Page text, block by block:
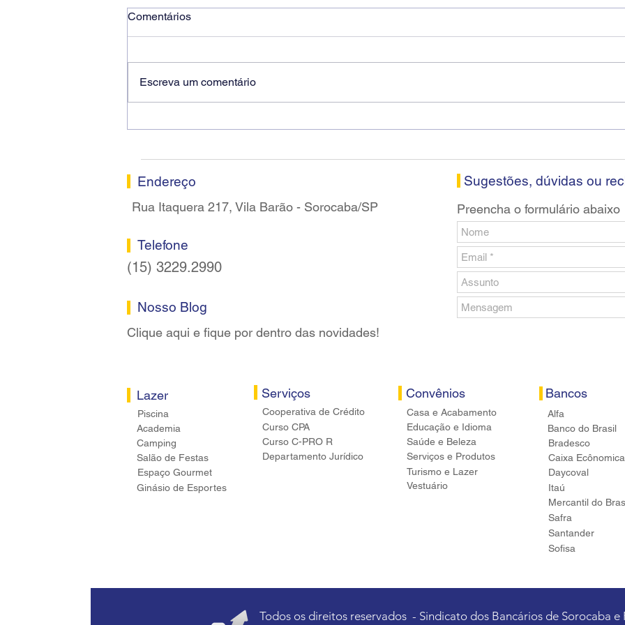
Comentários
Escreva um comentário
Endereço
Rua Itaquera 217, Vila Barão - Sorocaba/SP
Telefone
(15) 3229.2990
Nosso Blog
Clique aqui e fique por dentro das novidades!
Lazer
Piscina
Academia
Camping
Salão de Festas
Espaço Gourmet
Ginásio de Esportes
Serviços
Cooperativa de Crédito
Curso CPA
Curso C-PRO R
Departamento Jurídico
Sugestões, dúvidas ou
Preencha o formulário abaixo
Convênios
Casa e Acabamento
Educação e Idioma
Saúde e Beleza
Serviços e Produtos
Turismo e Lazer
Vestuário
Bancos
Alfa
Banco do Brasil
Bradesco
Caixa
Daycoval
Itaú
Mercantil do
Safra
Santander
Sofisa
Todos os direitos reservados - Sindicato dos Bancários de Sorocaba